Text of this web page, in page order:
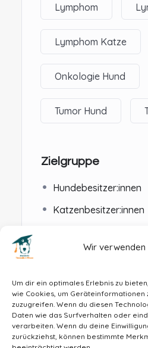
Wir verwenden
Um dir ein optimales Erlebnis zu
wie Cookies, um
zuzugreifen. Wenn du diesen
Daten wie das Surfverhalten oder
verarbeiten. Wenn du deine
zurückziehst, können bestimmte
Lymphom
Lymphom Katze
Onkologie Hund
Tumor Hund
Zielgruppe
Hundebesitzer:innen
Katzenbesitzer:innen
arbeiten